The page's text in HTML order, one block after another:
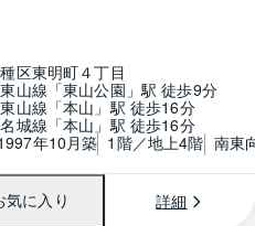
区東明町４丁目
山線「東山公園」駅 徒歩9分
山線「本山」駅 徒歩16分
城線「本山」駅 徒歩16分
年10月築 1階／地上4階 南東
気に入り 詳細
1 / 0 間取り